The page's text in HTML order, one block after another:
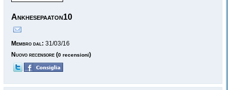
Ankhesepaaton10
Membro dal: 31/03/16
Nuovo recensore (0 recensioni)